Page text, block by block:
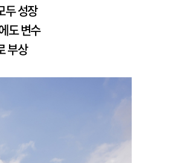
두 성장
도 변수
부상